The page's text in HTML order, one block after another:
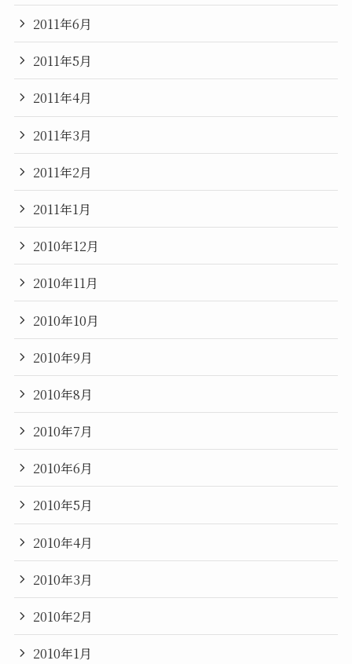
2011年6月
2011年5月
2011年4月
2011年3月
2011年2月
2011年1月
2010年12月
2010年11月
2010年10月
2010年9月
2010年8月
2010年7月
2010年6月
2010年5月
2010年4月
2010年3月
2010年2月
2010年1月